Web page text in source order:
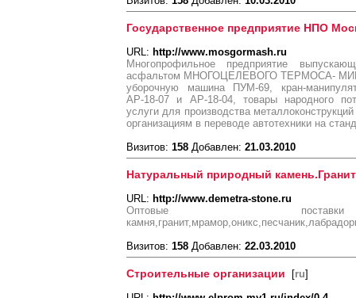
Государственное предприятие НПО
URL: http://www.mosgormash.ru
Многопрофильное предприятие
асфальтом МНОГОЦЕЛЕВОГО ТЕРМОСА-
уборочную машина ПУМ-69, кран-
АР-18-07 и АР-18-04, товары народного
услуги для производства
организациям в переводе автотехники на
Визитов: 158 Добавлен: 21.03.2010
Натуральный природный
URL: http://www.demetra-stone.ru
Оптовые
Визитов: 158 Добавлен: 22.03.2010
Строительные организации [ru]